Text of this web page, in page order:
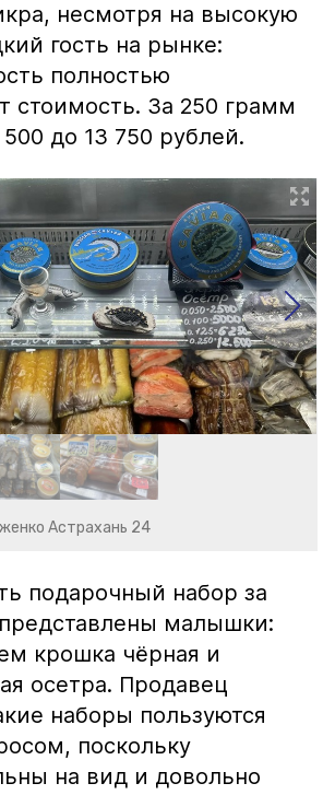
несмотря на высокую
гость на рынке:
полностью
стоимость. За 250 грамм
500 до 13 750 рублей.
Астрахань 24
подарочный набор за
малышки:
крошка чёрная и
осетра. Продавец
наборы пользуются
поскольку
на вид и довольно